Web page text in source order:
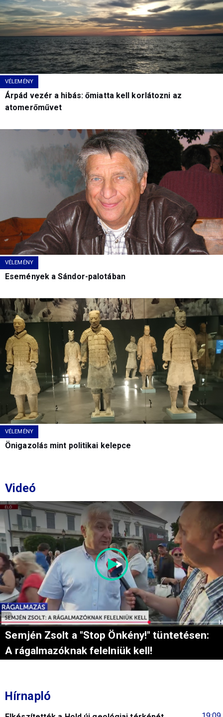
VÉLEMÉNY
Árpád vezér a hibás: őmiatta kell korlátozni az
atomerőművet
VÉLEMÉNY
Események a Sándor-palotában
VÉLEMÉNY
Önigazolás mint politikai kelepce
Videó
Semjén Zsolt a "Stop Önkény!" tüntetésen:
A rágalmazóknak felelniük kell!
Hírnapló